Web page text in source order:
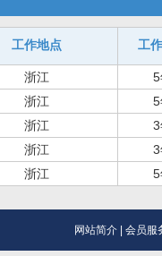
工作地点 工
浙江
浙江
浙江
浙江
浙江
网站简介 会员服